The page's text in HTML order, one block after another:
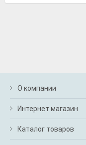
О компании
Интернет магазин
Каталог товаров